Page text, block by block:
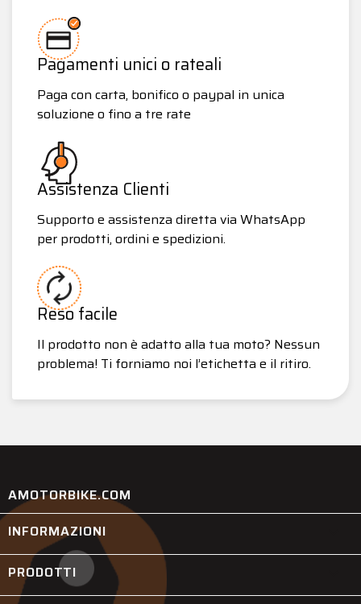
Pagamenti unici o rateali
Paga con carta, bonifico o paypal in unica
soluzione o fino a tre rate
Assistenza Clienti
Supporto e assistenza diretta via WhatsApp
per prodotti, ordini e spedizioni.
Reso facile
Il prodotto non è adatto alla tua moto? Nessun
problema! Ti forniamo noi l’etichetta e il ritiro.
AMOTORBIKE.COM
INFORMAZIONI
PRODOTTI